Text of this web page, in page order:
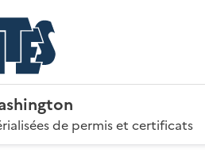
de permis et certificats